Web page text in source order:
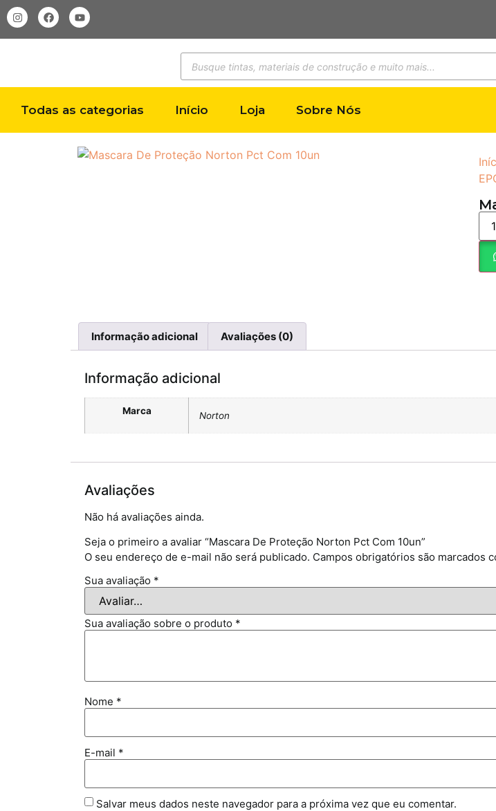
Todas as categorias Início Loja Sobre Nós
Informação adicional Avaliações (0)
Informação adicional
Marca Norton
Avaliações
Não há avaliações ainda.
Seja o primeiro a avaliar “Mascara De Proteção Norton Pct Com 10un”
O seu endereço de e-mail não será publicado. Campos obrigatórios são marcados
Sua avaliação *
Sua avaliação sobre o produto *
Nome *
E-mail *
Salvar meus dados neste navegador para a próxima vez que eu comentar.